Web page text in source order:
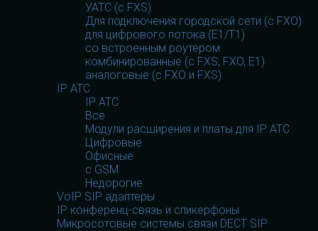
УАТС (с FXS)
Для подключения городской сети (с FXO)
для цифрового потока (E1/T1)
со встроенным роутером
комбинированные (c FXS, FXO, E1)
аналоговые (с FXO и FXS)
IP АТС
IP АТС
Все
Модули расширения и платы для IP АТС
Цифровые
Офисные
с GSM
Недорогие
VoIP SIP адаптеры
IP конференц-связь и спикерфоны
Микросотовые системы связи DECT SIP